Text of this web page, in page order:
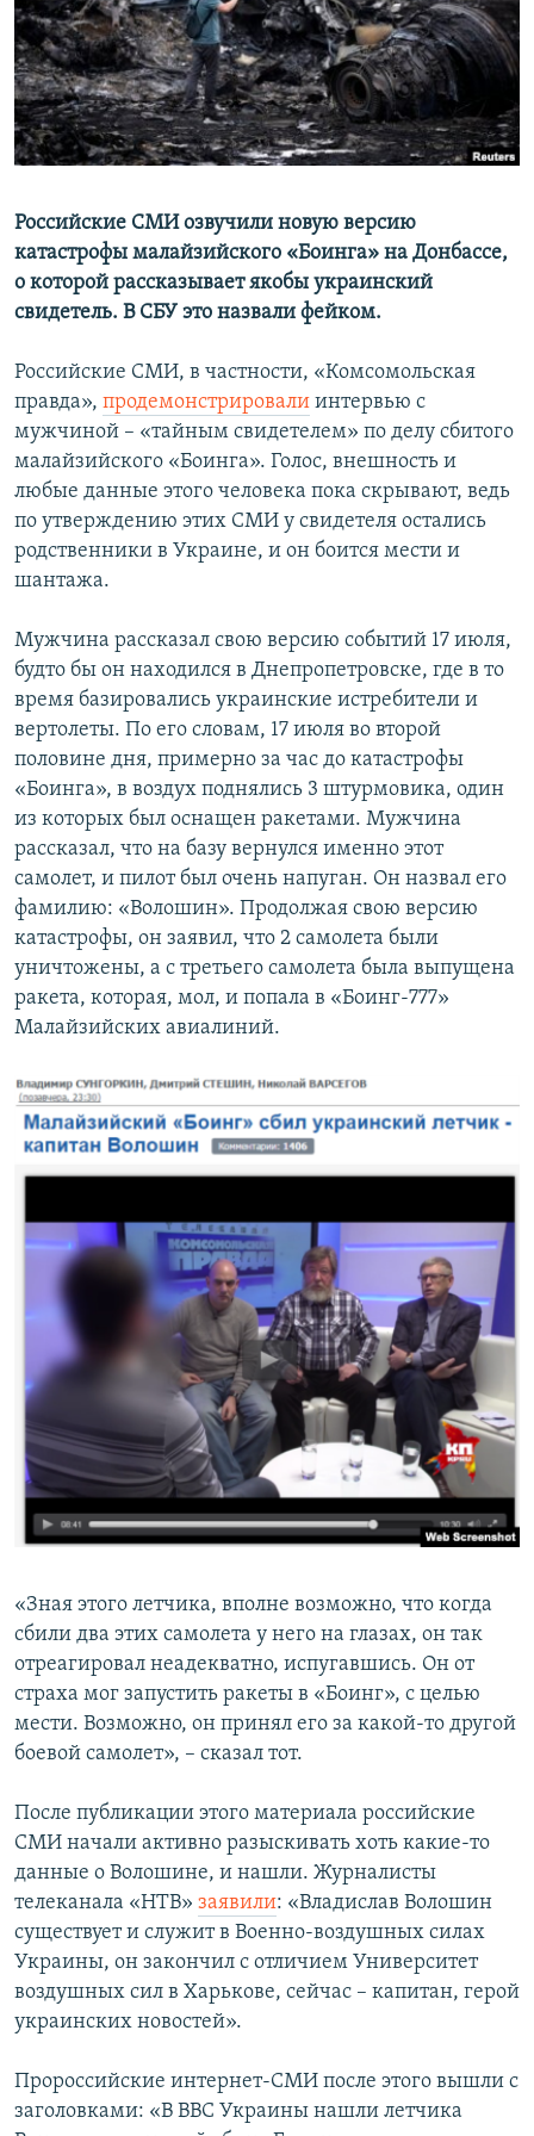
ПОБЕДИТЕЛЕЙ НЕ СУДЯТ?
КРЫМ.НЕПОКОРЕННЫЙ
ELIFBE
УКРАИНСКАЯ ПРОБЛЕМА КРЫМА
ПРИСОЕДИНЯЙТЕСЬ!
Российские СМИ озвучили новую версию
катастрофы малайзийского «Боинга» на Донбассе,
о которой рассказывает якобы украинский
свидетель. В СБУ это назвали фейком.
Российские СМИ, в частности, «Комсомольская
правда», продемонстрировали интервью с
мужчиной – «тайным свидетелем» по делу сбитого
малайзийского «Боинга». Голос, внешность и
любые данные этого человека пока скрывают, ведь
по утверждению этих СМИ у свидетеля остались
родственники в Украине, и он боится мести и
шантажа.
Мужчина рассказал свою версию событий 17 июля,
будто бы он находился в Днепропетровске, где в то
время базировались украинские истребители и
вертолеты. По его словам, 17 июля во второй
половине дня, примерно за час до катастрофы
«Боинга», в воздух поднялись 3 штурмовика, один
из которых был оснащен ракетами. Мужчина
рассказал, что на базу вернулся именно этот
самолет, и пилот был очень напуган. Он назвал его
фамилию: «Волошин». Продолжая свою версию
катастрофы, он заявил, что 2 самолета были
уничтожены, а с третьего самолета была выпущена
ракета, которая, мол, и попала в «Боинг-777»
Малайзийских авиалиний.
«Зная этого летчика, вполне возможно, что когда
сбили два этих самолета у него на глазах, он так
отреагировал неадекватно, испугавшись. Он от
страха мог запустить ракеты в «Боинг», с целью
мести. Возможно, он принял его за какой-то другой
боевой самолет», – сказал тот.
После публикации этого материала российские
СМИ начали активно разыскивать хоть какие-то
данные о Волошине, и нашли. Журналисты
телеканала «НТВ» заявили: «Владислав Волошин
существует и служит в Военно-воздушных силах
Украины, он закончил с отличием Университет
воздушных сил в Харькове, сейчас – капитан, герой
украинских новостей».
Пророссийские интернет-СМИ после этого вышли с
заголовками: «В ВВС Украины нашли летчика